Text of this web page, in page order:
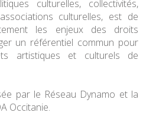
culturelles, collectivités,
culturelles, est de
les enjeux des droits
un référentiel commun pour
artistiques et culturels de
par le Réseau Dynamo et la
Occitanie.